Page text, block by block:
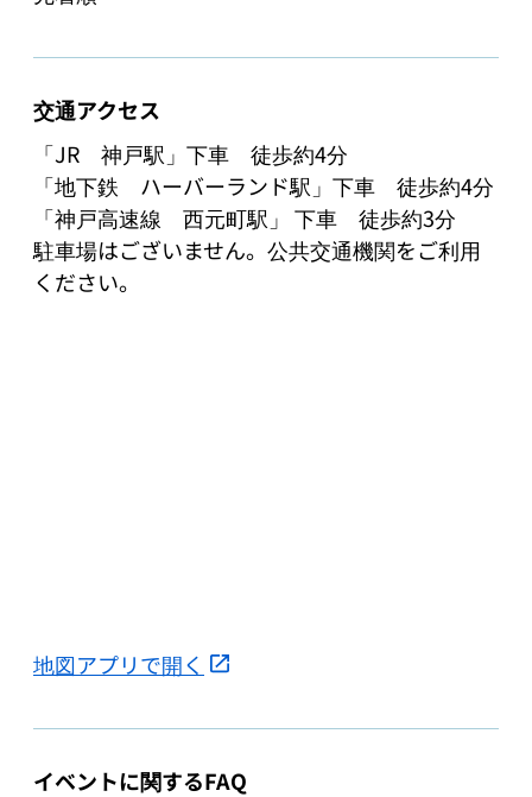
交通アクセス
「JR　神戸駅」下車　徒歩約4分
「地下鉄　ハーバーランド駅」下車　徒歩約4分
「神戸高速線　西元町駅」 下車　徒歩約3分
駐車場はございません。公共交通機関をご利用
ください。
地図アプリで開く
イベントに関するFAQ